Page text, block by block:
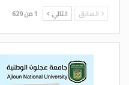
السابق التالي 1 من 629